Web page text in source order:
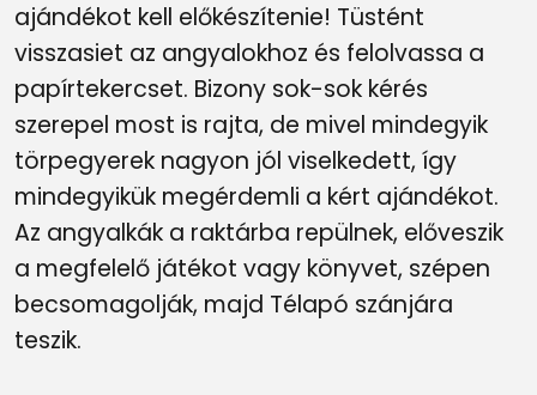
ajándékot kell előkészítenie! Tüstént
visszasiet az angyalokhoz és felolvassa a
papírtekercset. Bizony sok-sok kérés
szerepel most is rajta, de mivel mindegyik
törpegyerek nagyon jól viselkedett, így
mindegyikük megérdemli a kért ajándékot.
Az angyalkák a raktárba repülnek, előveszik
a megfelelő játékot vagy könyvet, szépen
becsomagolják, majd Télapó szánjára
teszik.